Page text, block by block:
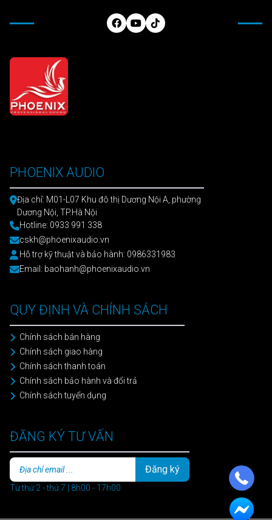
PHOENIX AUDIO
Địa chỉ: M01-L07 Khu đô thị Dương Nội A, phường
Dương Nội, TP.Hà Nội
Hotline: 0933 991 338
cskh@phoenixaudio.vn
Hỗ trợ kỹ thuật và bảo hành: 0986331983
Email: baohanh@phoenixaudio.vn
QUY ĐỊNH VÀ CHÍNH SÁCH
Chính sách bán hàng
Chính sách giao hàng
Chính sách thanh toán
Chính sách bảo hành và đổi trả
Chính sách tuyển dụng
ĐĂNG KÝ TƯ VẤN
Đăng ký
Từ thứ 2 - thứ 7 | 8h00 - 17h00